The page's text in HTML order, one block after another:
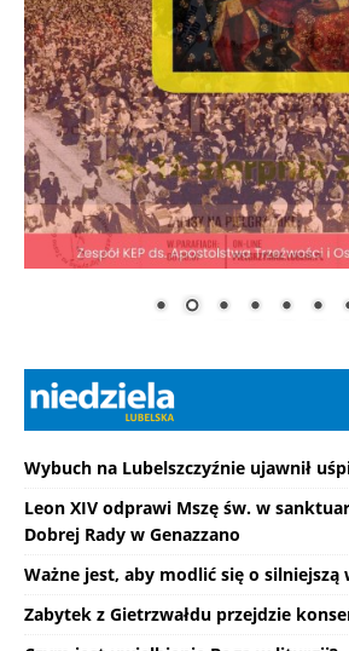
Wybuch na Lubelszczyźnie ujawnił
Leon XIV odprawi Mszę św. w
Dobrej Rady w Genazzano
Ważne jest, aby modlić się o silniejszą
Zabytek z Gietrzwałdu przejdzie